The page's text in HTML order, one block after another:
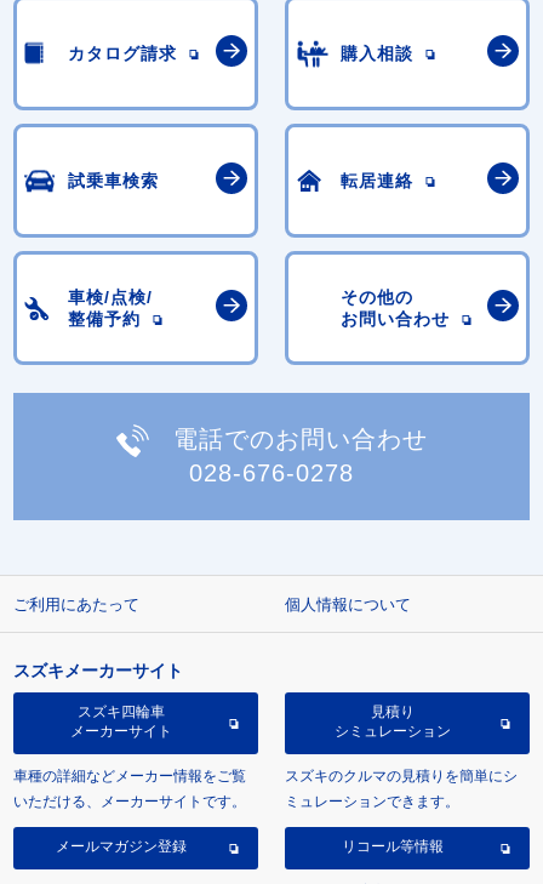
カタログ請求 購入相談
試乗車検索 転居連絡
車検/点検/
整備予約
その他の
お問い合わせ
電話でのお問い合わせ
028-676-0278
ご利用にあたって 個人情報について
スズキメーカーサイト
スズキ四輪車
メーカーサイト
車種の詳細などメーカー情報をご覧
いただける、メーカーサイトです。
見積り
シミュレーション
スズキのクルマの見積りを簡単にシ
ミュレーションできます。
メールマガジン登録 リコール等情報